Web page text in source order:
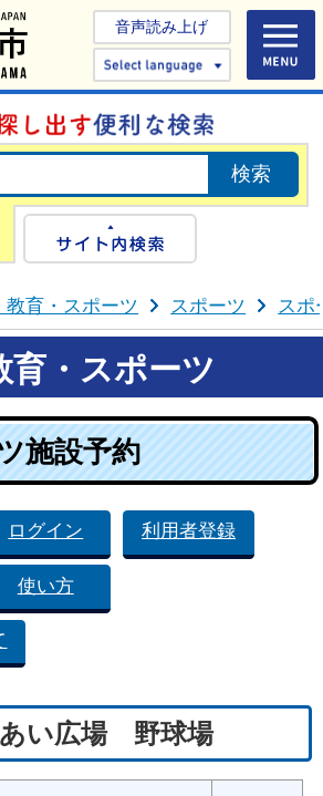
音声読み上げ
Select
Google検索
教育・スポーツ スポーツ スポ
育・スポーツ
施設予約
ログイン 利用者登録
使い方
い広場 野球場